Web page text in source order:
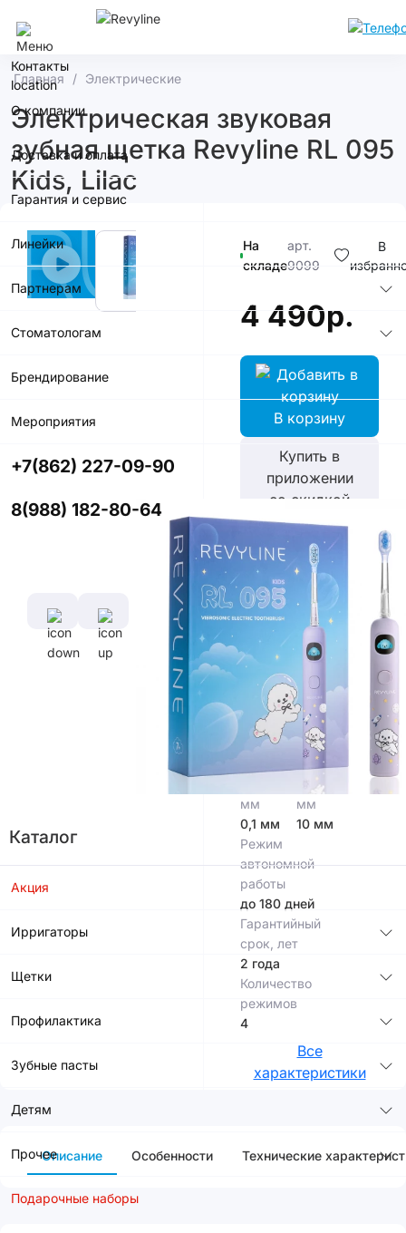
Контакты
О компании
Доставка и оплата
Гарантия и сервис
Линейки
Партнерам
Стоматологам
Брендирование
Мероприятия
+7(862) 227-09-90
8(988) 182-80-64
Каталог
Акция
Ирригаторы
Щетки
Профилактика
Зубные пасты
Детям
Прочее
Подарочные наборы
Главная Электрические
Электрическая звуковая
зубная щетка Revyline RL 095
Kids, Lilac
На
складе
арт.
9099
В
4 490р.
В корзину
Купить в
приложении
со скидкой
Цвет
Характеристики
Время полной
зарядки
аккумулятора
мм
0,1 мм
Длина
щетины,
мм
10 мм
Режим
автономной
работы
до 180 дней
Гарантийный
срок, лет
2 года
Количество
режимов
4
Все
характеристики
Описание Особенности Технические